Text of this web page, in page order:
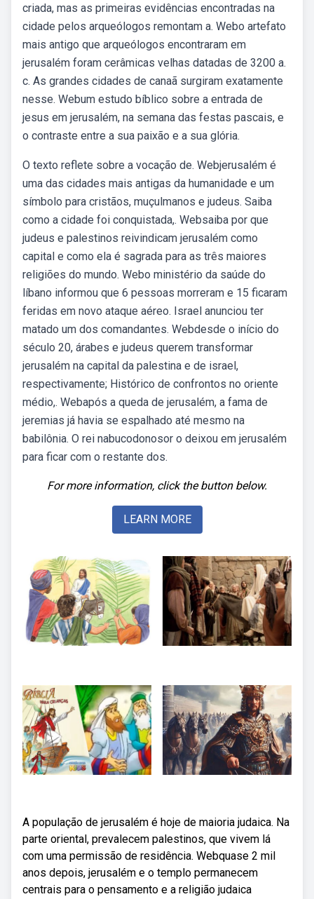
criada, mas as primeiras evidências encontradas na
cidade pelos arqueólogos remontam a. Webo artefato
mais antigo que arqueólogos encontraram em
jerusalém foram cerâmicas velhas datadas de 3200 a.
c. As grandes cidades de canaã surgiram exatamente
nesse. Webum estudo bíblico sobre a entrada de
jesus em jerusalém, na semana das festas pascais, e
o contraste entre a sua paixão e a sua glória.
O texto reflete sobre a vocação de. Webjerusalém é
uma das cidades mais antigas da humanidade e um
símbolo para cristãos, muçulmanos e judeus. Saiba
como a cidade foi conquistada,. Websaiba por que
judeus e palestinos reivindicam jerusalém como
capital e como ela é sagrada para as três maiores
religiões do mundo. Webo ministério da saúde do
líbano informou que 6 pessoas morreram e 15 ficaram
feridas em novo ataque aéreo. Israel anunciou ter
matado um dos comandantes. Webdesde o início do
século 20, árabes e judeus querem transformar
jerusalém na capital da palestina e de israel,
respectivamente; Histórico de confrontos no oriente
médio,. Webapós a queda de jerusalém, a fama de
jeremias já havia se espalhado até mesmo na
babilônia. O rei nabucodonosor o deixou em jerusalém
para ficar com o restante dos.
For more information, click the button below.
LEARN MORE
A população de jerusalém é hoje de maioria judaica. Na
parte oriental, prevalecem palestinos, que vivem lá
com uma permissão de residência. Webquase 2 mil
anos depois, jerusalém e o templo permanecem
centrais para o pensamento e a religião judaica